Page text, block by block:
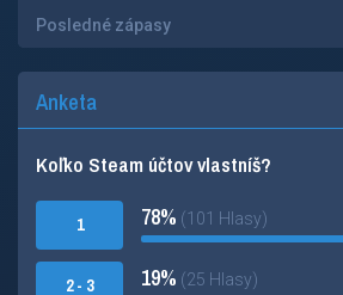
Posledné zápasy
Anketa
Koľko Steam účtov vlastníš?
1
2 - 3
78% (101 Hlasy)
19% (25 Hlasy)